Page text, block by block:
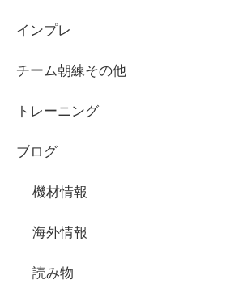
インプレ
チーム朝練その他
トレーニング
ブログ
機材情報
海外情報
読み物